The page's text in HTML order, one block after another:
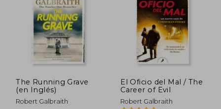
The Running Grave
(en Inglés)
Robert Galbraith
El Oficio del Mal / The
Career of Evil
Robert Galbraith